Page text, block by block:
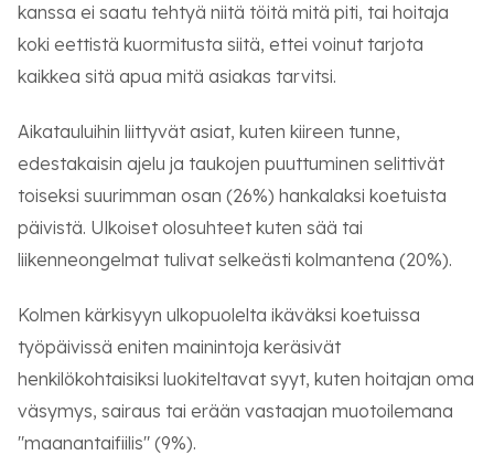
kanssa ei saatu tehtyä niitä töitä mitä piti, tai hoitaja
koki eettistä kuormitusta siitä, ettei voinut tarjota
kaikkea sitä apua mitä asiakas tarvitsi.
Aikatauluihin liittyvät asiat, kuten kiireen tunne,
edestakaisin ajelu ja taukojen puuttuminen selittivät
toiseksi suurimman osan (26%) hankalaksi koetuista
päivistä. Ulkoiset olosuhteet kuten sää tai
liikenneongelmat tulivat selkeästi kolmantena (20%).
Kolmen kärkisyyn ulkopuolelta ikäväksi koetuissa
työpäivissä eniten mainintoja keräsivät
henkilökohtaisiksi luokiteltavat syyt, kuten hoitajan oma
väsymys, sairaus tai erään vastaajan muotoilemana
"maanantaifiilis" (9%).